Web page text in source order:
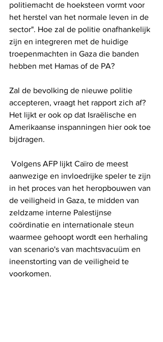
politiemacht de hoeksteen vormt voor
het herstel van het normale leven in de
sector". Hoe zal de politie onafhankelijk
zijn en integreren met de huidige
troepenmachten in Gaza die banden
hebben met Hamas of de PA?
Zal de bevolking de nieuwe politie
accepteren, vraagt ​​het rapport zich af?
Het lijkt er ook op dat Israëlische en
Amerikaanse inspanningen hier ook toe
bijdragen.
aanwezige en invloedrijke speler te zijn
in het proces van het heropbouwen van
de veiligheid in Gaza, te midden van
zeldzame interne Palestijnse
coördinatie en internationale steun
waarmee gehoopt wordt een herhaling
van scenario's van machtsvacuüm en
ineenstorting van de veiligheid te
voorkomen.